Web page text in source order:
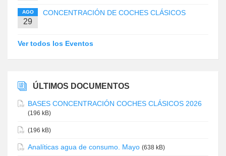
AGO
29
CONCENTRACIÓN DE COCHES CLÁSICOS
Ver todos los Eventos
ÚLTIMOS DOCUMENTOS
BASES CONCENTRACIÓN COCHES CLÁSICOS 2026
(196 kB)
(196 kB)
Analíticas agua de consumo. Mayo (638 kB)